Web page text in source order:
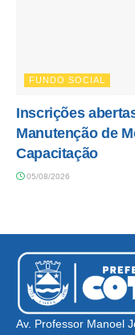
FUNDO SOCIAL
Inscrições
Manutenção de
Capacitação
05/08/2026
Av. Professor Manoel